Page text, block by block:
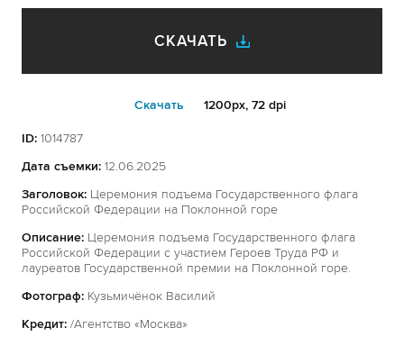
СКАЧАТЬ
Cкачать 1200px, 72 dpi
ID: 1014787
Дата съемки: 12.06.2025
Заголовок: Церемония подъема Государственного флага
Российской Федерации на Поклонной горе
Описание: Церемония подъема Государственного флага
Российской Федерации с участием Героев Труда РФ и
лауреатов Государственной премии на Поклонной горе.
Фотограф: Кузьмичёнок Василий
Кредит: /Агентство «Москва»